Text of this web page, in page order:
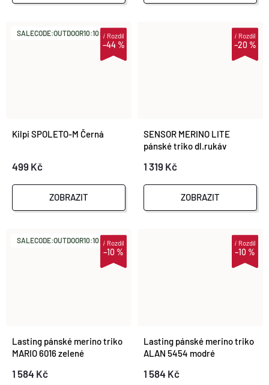
SALECODE:OUTDOOR10:10:%
–44 %
iRozdíl
Kilpi SPOLETO-M Černá
499 Kč
ZOBRAZIT
–20 %
iRozdíl
SENSOR MERINO LITE
pánské triko dl.rukáv
1 319 Kč
ZOBRAZIT
SALECODE:OUTDOOR10:10:%
–10 %
iRozdíl
Lasting pánské merino triko
MARIO 6016 zelené
1 584 Kč
–10 %
iRozdíl
Lasting pánské merino triko
ALAN 5454 modré
1 584 Kč